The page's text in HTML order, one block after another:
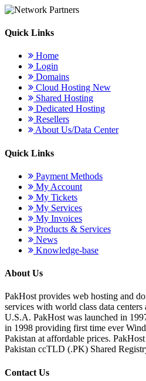
Quick Links
Home
Login
Domains
Cloud Hosting New
Shared Hosting
Dedicated Hosting
Resellers
About Us/Data Center
Quick Links
Payment Methods
My Account
My Tickets
My Services
My Invoices
Products & Services
News
Knowledge-base
About Us
PakHost provides web hosting and
services with world class data
U.S.A. PakHost was launched in
in 1998 providing first time ever
Pakistan at affordable prices.
Pakistan ccTLD (.PK) Shared
Contact Us